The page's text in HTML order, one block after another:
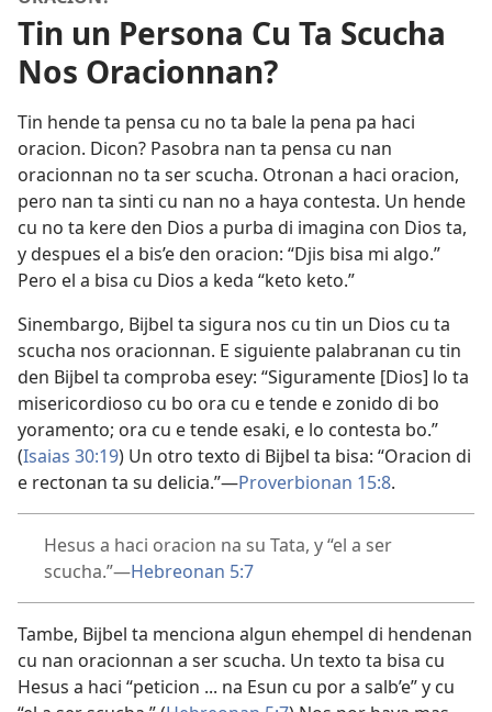
Tin un Persona Cu Ta Scucha
Nos Oracionnan?
Tin hende ta pensa cu no ta bale la pena pa haci
oracion. Dicon? Pasobra nan ta pensa cu nan
oracionnan no ta ser scucha. Otronan a haci oracion,
pero nan ta sinti cu nan no a haya contesta. Un hende
cu no ta kere den Dios a purba di imagina con Dios ta,
y despues el a bis’e den oracion: “Djis bisa mi algo.”
Pero el a bisa cu Dios a keda “keto keto.”
Sinembargo, Bijbel ta sigura nos cu tin un Dios cu ta
scucha nos oracionnan. E siguiente palabranan cu tin
den Bijbel ta comproba esey: “Siguramente [Dios] lo ta
misericordioso cu bo ora cu e tende e zonido di bo
yoramento; ora cu e tende esaki, e lo contesta bo.”
(Isaias 30:19) Un otro texto di Bijbel ta bisa: “Oracion di
e rectonan ta su delicia.”—Proverbionan 15:8.
Hesus a haci oracion na su Tata, y “el a ser
scucha.”—Hebreonan 5:7
Tambe, Bijbel ta menciona algun ehempel di hendenan
cu nan oracionnan a ser scucha. Un texto ta bisa cu
Hesus a haci “peticion ... na Esun cu por a salb’e” y cu